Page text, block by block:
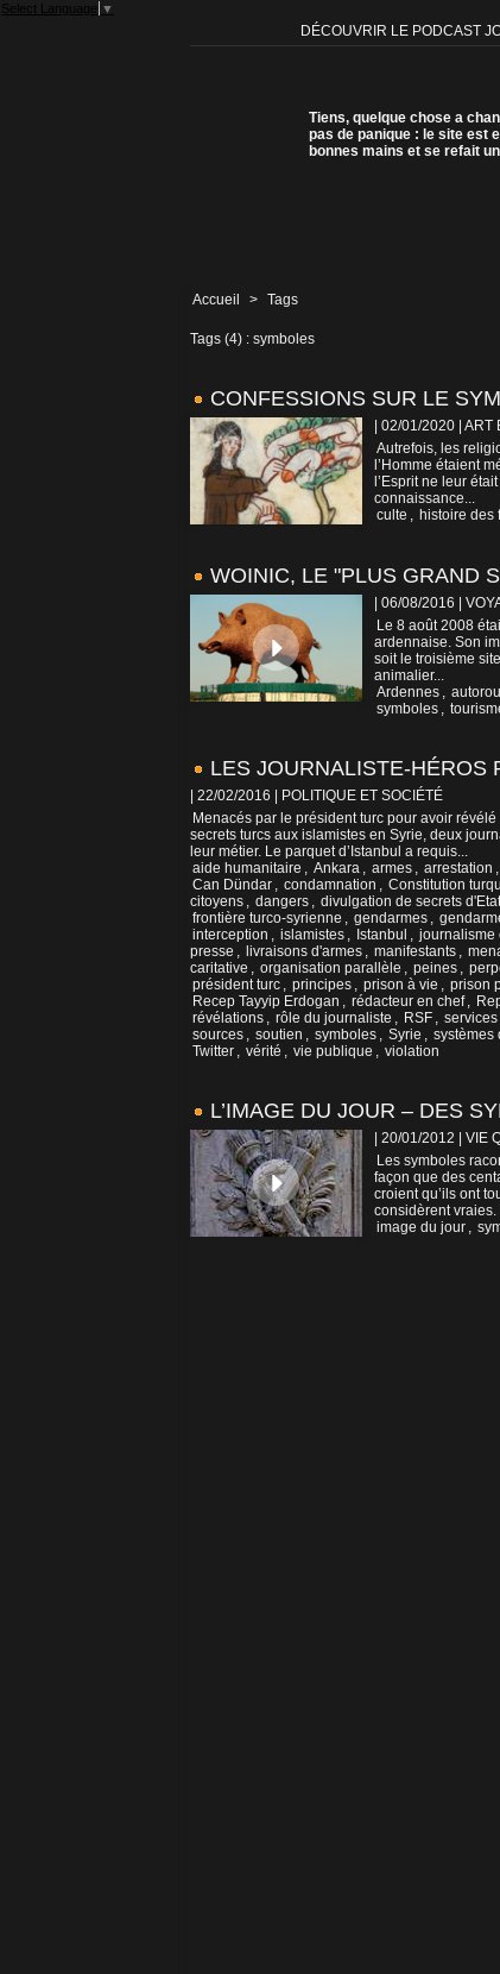
Select Language ▼
DÉCOUVRIR LE PODCAST
Tiens, quelque chose a
pas de panique : le site est
bonnes mains et se refait
Accueil > Tags
Tags (4) : symboles
CONFESSIONS SUR LE
| 02/01/2020 ART
Autrefois, les
l’Homme étaient
l’Esprit ne leur
connaissance...
culte , histoire des
WOINIC, LE "PLUS GRAND
| 06/08/2016
Le 8 août 2008
ardennaise. Son
soit le troisième
animalier...
Ardennes ,
symboles ,
LES JOURNALISTE-HÉROS
| 22/02/2016
POLITIQUE ET SOCIÉTÉ
Menacés par le président turc pour avoir
secrets turcs aux islamistes en Syrie, deux
leur métier. Le parquet d’Istanbul a requis...
aide humanitaire , Ankara , armes , arrestation ,
Can Dündar , condamnation , Constitution
citoyens , dangers , divulgation de secrets d'Etat
frontière turco-syrienne , gendarmes ,
interception , islamistes , Istanbul , journalisme
presse , livraisons d'armes , manifestants ,
caritative , organisation parallèle , peines ,
président turc , principes , prison à vie , prison
Recep Tayyip Erdogan , rédacteur en chef ,
révélations , rôle du journaliste , RSF ,
sources , soutien , symboles , Syrie , systèmes
Twitter , vérité , vie publique , violation
L’IMAGE DU JOUR – DES
| 20/01/2012
VIE
Les symboles
façon que des
croient qu’ils ont
considèrent vraies.
image du jour ,